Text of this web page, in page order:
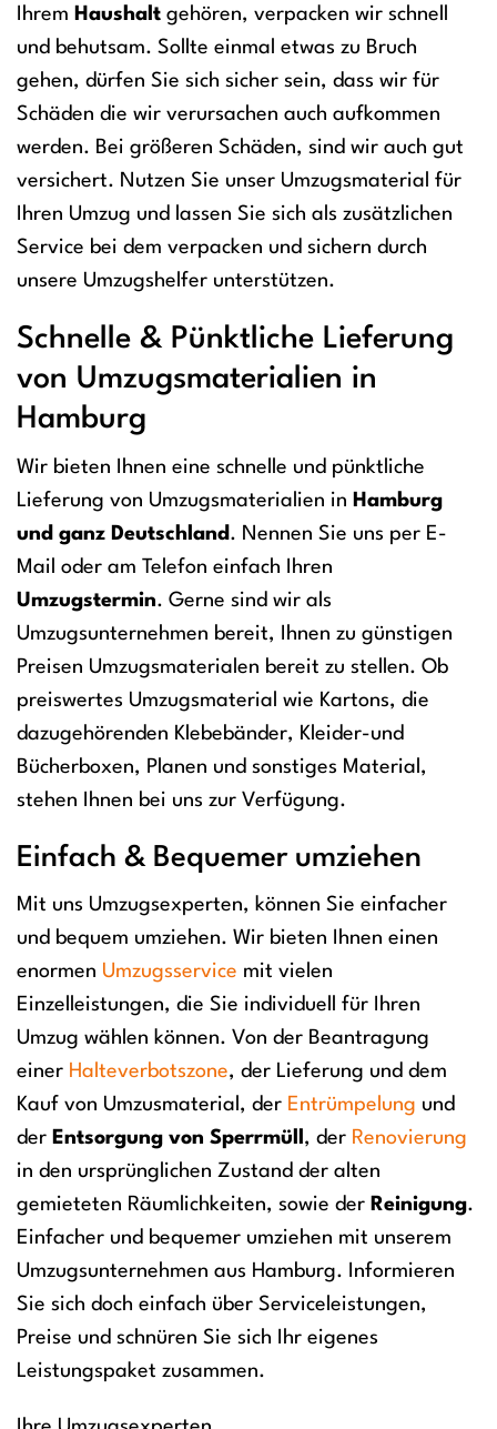
Ihrem Haushalt gehören, verpacken wir schnell
und behutsam. Sollte einmal etwas zu Bruch
gehen, dürfen Sie sich sicher sein, dass wir für
Schäden die wir verursachen auch aufkommen
werden. Bei größeren Schäden, sind wir auch gut
versichert. Nutzen Sie unser Umzugsmaterial für
Ihren Umzug und lassen Sie sich als zusätzlichen
Service bei dem verpacken und sichern durch
unsere Umzugshelfer unterstützen.
Schnelle & Pünktliche Lieferung
von Umzugsmaterialien in
Hamburg
Wir bieten Ihnen eine schnelle und pünktliche
Lieferung von Umzugsmaterialien in Hamburg
und ganz Deutschland . Nennen Sie uns per E-
Mail oder am Telefon einfach Ihren
Umzugstermin. Gerne sind wir als
Umzugsunternehmen bereit, Ihnen zu günstigen
Preisen Umzugsmaterialen bereit zu stellen. Ob
preiswertes Umzugsmaterial wie Kartons, die
dazugehörenden Klebebänder, Kleider-und
Bücherboxen, Planen und sonstiges Material,
stehen Ihnen bei uns zur Verfügung.
Einfach & Bequemer umziehen
Mit uns Umzugsexperten, können Sie einfacher
und bequem umziehen. Wir bieten Ihnen einen
enormen Umzugsservice mit vielen
Einzelleistungen, die Sie individuell für Ihren
Umzug wählen können. Von der Beantragung
einer Halteverbotszone, der Lieferung und dem
Kauf von Umzusmaterial, der Entrümpelung und
der Entsorgung von Sperrmüll , der Renovierung
in den ursprünglichen Zustand der alten
gemieteten Räumlichkeiten, sowie der Reinigung.
Einfacher und bequemer umziehen mit unserem
Umzugsunternehmen aus Hamburg. Informieren
Sie sich doch einfach über Serviceleistungen,
Preise und schnüren Sie sich Ihr eigenes
Leistungspaket zusammen.